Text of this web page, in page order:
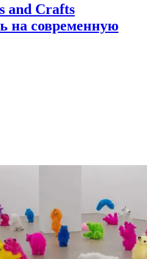
and Crafts
на современную